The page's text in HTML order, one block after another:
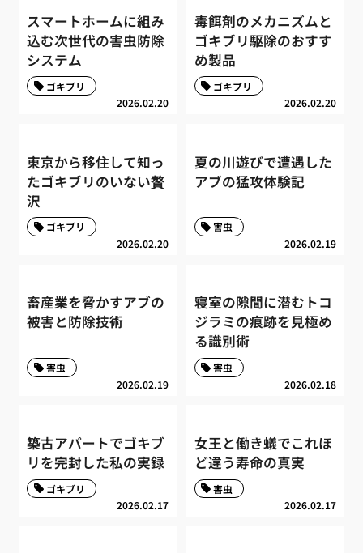
スマートホームに組み
込む次世代の害虫防除
システム
2026.02.20
ゴキブリ
毒餌剤のメカニズムと
ゴキブリ駆除のおすす
め製品
2026.02.20
ゴキブリ
東京から移住して知っ
たゴキブリのいない贅
沢
2026.02.20
ゴキブリ
夏の川遊びで遭遇した
アブの猛攻体験記
2026.02.19
害虫
畜産業を脅かすアブの
被害と防除技術
2026.02.19
害虫
寝室の隙間に潜むトコ
ジラミの痕跡を見極め
る識別術
2026.02.18
害虫
築古アパートでゴキブ
リを完封した私の実録
2026.02.17
ゴキブリ
女王と働き蟻でこれほ
ど違う寿命の真実
2026.02.17
害虫